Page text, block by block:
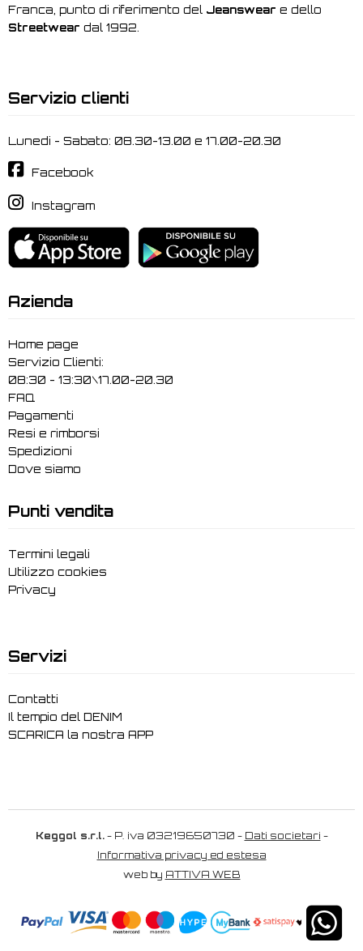
Franca, punto di riferimento del Jeanswear e dello
Streetwear dal 1992.
Servizio clienti
Lunedi - Sabato: 08.30-13.00 e 17.00-20.30
Facebook
Instagram
Azienda
Home page
Servizio Clienti:
08:30 - 13:30\17.00-20.30
FAQ
Pagamenti
Resi e rimborsi
Spedizioni
Dove siamo
Punti vendita
Termini legali
Utilizzo cookies
Privacy
Servizi
Contatti
Il tempio del DENIM
SCARICA la nostra APP
Keggol s.r.l.- P. iva 03219650730 - Dati societari -
Informativa privacy ed estesa
web by ATTIVA WEB